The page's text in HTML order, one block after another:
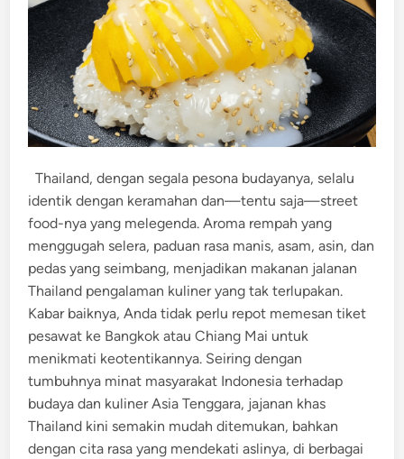
Thailand, dengan segala pesona budayanya, selalu
identik dengan keramahan dan—tentu saja—street
food-nya yang melegenda. Aroma rempah yang
menggugah selera, paduan rasa manis, asam, asin, dan
pedas yang seimbang, menjadikan makanan jalanan
Thailand pengalaman kuliner yang tak terlupakan.
Kabar baiknya, Anda tidak perlu repot memesan tiket
pesawat ke Bangkok atau Chiang Mai untuk
menikmati keotentikannya. Seiring dengan
tumbuhnya minat masyarakat Indonesia terhadap
budaya dan kuliner Asia Tenggara, jajanan khas
Thailand kini semakin mudah ditemukan, bahkan
dengan cita rasa yang mendekati aslinya, di berbagai